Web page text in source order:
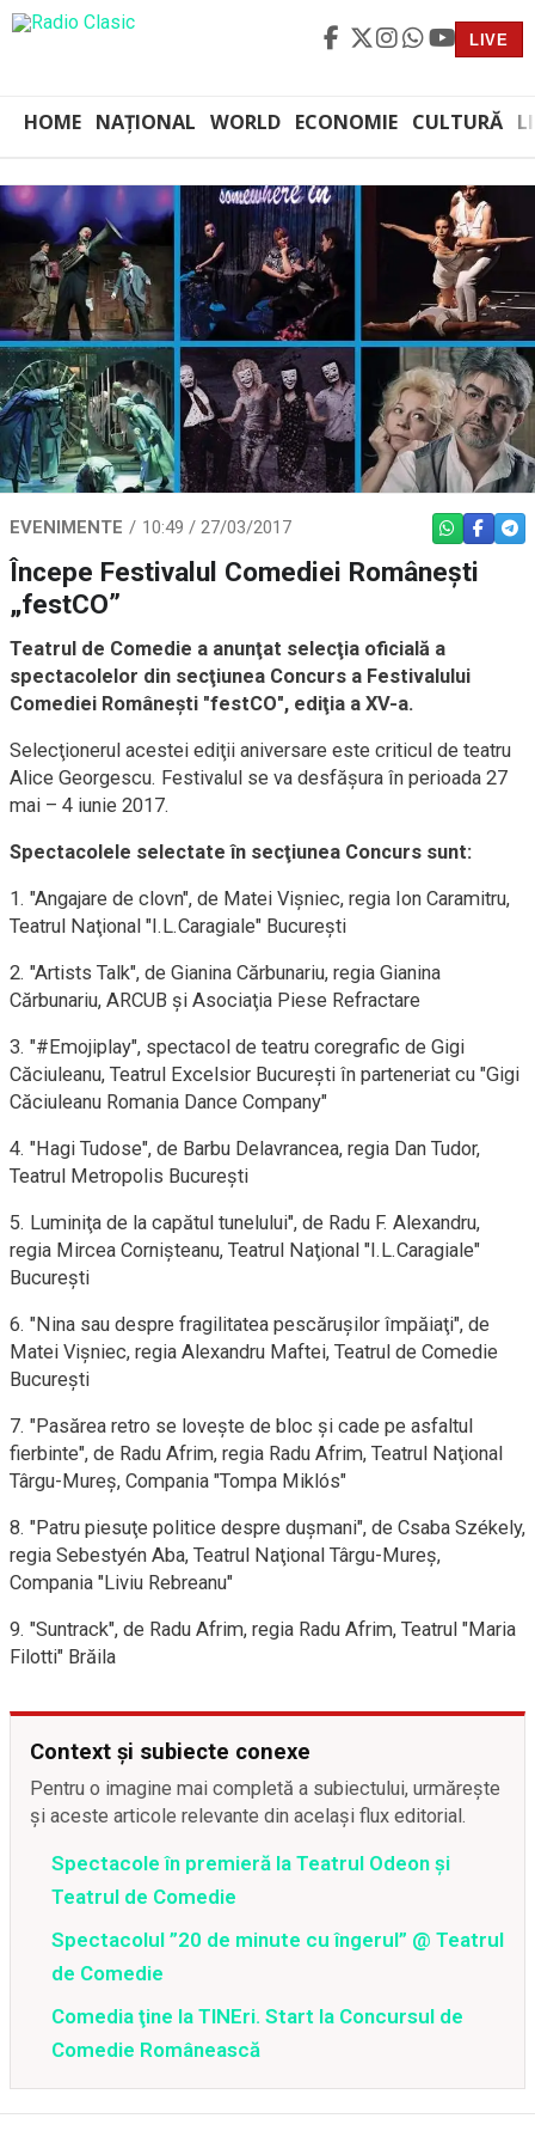
LIVE
HOME NAȚIONAL WORLD ECONOMIE CULTURĂ
EVENIMENTE 10:49 / 27/03/2017 WHATSAPP
Începe Festivalul Comediei Româneşti
„festCO”
Teatrul de Comedie a anunţat selecţia oficială a
spectacolelor din secţiunea Concurs a Festivalului
Comediei Româneşti "festCO", ediţia a XV-a.
Selecţionerul acestei ediţii aniversare este criticul de teatru
Alice Georgescu. Festivalul se va desfăşura în perioada 27
mai – 4 iunie 2017.
Spectacolele selectate în secţiunea Concurs sunt:
1. "Angajare de clovn", de Matei Vişniec, regia Ion Caramitru,
Teatrul Naţional "I.L.Caragiale" Bucureşti
2. "Artists Talk", de Gianina Cărbunariu, regia Gianina
Cărbunariu, ARCUB şi Asociaţia Piese Refractare
3. "#Emojiplay", spectacol de teatru coregrafic de Gigi
Căciuleanu, Teatrul Excelsior Bucureşti în parteneriat cu "Gigi
Căciuleanu Romania Dance Company"
4. "Hagi Tudose", de Barbu Delavrancea, regia Dan Tudor,
Teatrul Metropolis Bucureşti
5. Luminiţa de la capătul tunelului", de Radu F. Alexandru,
regia Mircea Cornişteanu, Teatrul Naţional "I.L.Caragiale"
Bucureşti
6. "Nina sau despre fragilitatea pescăruşilor împăiaţi", de
Matei Vişniec, regia Alexandru Maftei, Teatrul de Comedie
Bucureşti
7. "Pasărea retro se loveşte de bloc şi cade pe asfaltul
fierbinte", de Radu Afrim, regia Radu Afrim, Teatrul Naţional
Târgu-Mureş, Compania "Tompa Miklós"
8. "Patru piesuţe politice despre duşmani", de Csaba Székely,
regia Sebestyén Aba, Teatrul Naţional Târgu-Mureş,
Compania "Liviu Rebreanu"
9. "Suntrack", de Radu Afrim, regia Radu Afrim, Teatrul "Maria
Filotti" Brăila
Context și subiecte conexe
Pentru o imagine mai completă a subiectului, urmărește
și aceste articole relevante din același flux editorial.
Spectacole în premieră la Teatrul Odeon şi
Teatrul de Comedie
Spectacolul ”20 de minute cu îngerul” @ Teatrul
de Comedie
Comedia ţine la TINEri. Start la Concursul de
Comedie Românească